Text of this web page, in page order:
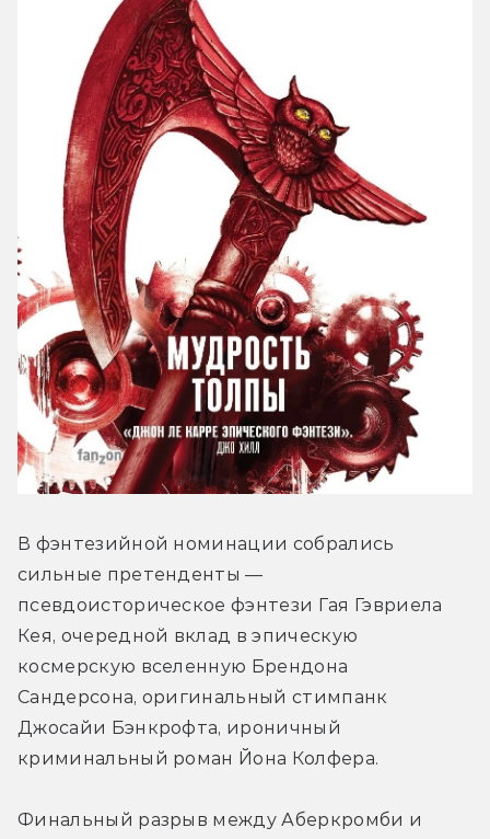
В фэнтезийной номинации собрались
сильные претенденты —
псевдоисторическое фэнтези Гая Гэвриела
Кея, очередной вклад в эпическую
космерскую вселенную Брендона
Сандерсона, оригинальный стимпанк
Джосайи Бэнкрофта, ироничный
криминальный роман Йона Колфера.
Финальный разрыв между Аберкромби и